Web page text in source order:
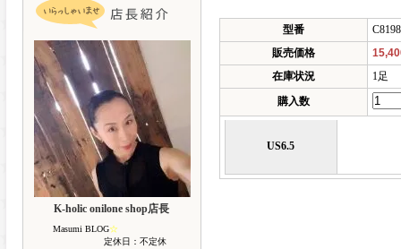
K-holic onilone shop店長
Masumi BLOG☆
定休日：不定休
型番
販売価格
在庫状況
1足
購入数
US6.5